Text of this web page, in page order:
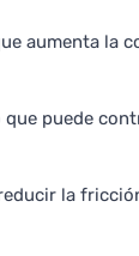
aumenta la
puede
la